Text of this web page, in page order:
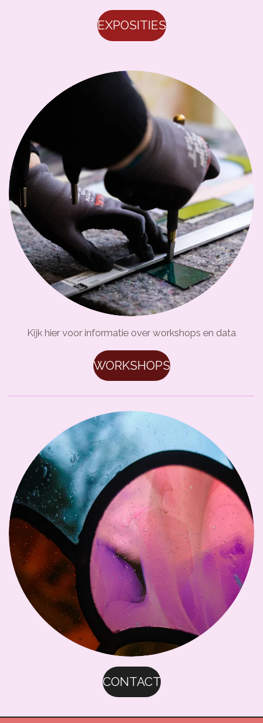
EXPOSITIES
Kijk hier voor informatie over workshops en data
WORKSHOPS
CONTACT